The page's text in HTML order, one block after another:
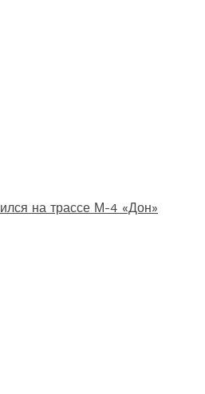
на трассе М-4 «Дон»